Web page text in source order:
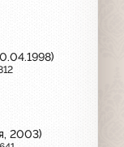
2003)